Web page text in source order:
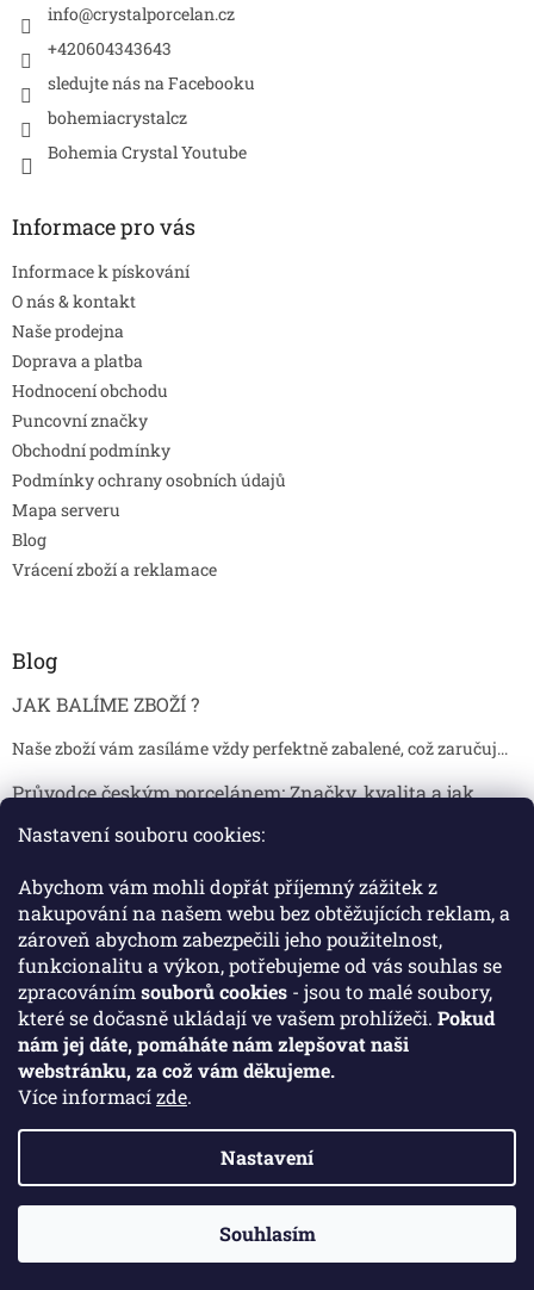
Nastavení souboru cookies:
Abychom vám mohli dopřát příjemný zážitek z
nakupování na našem webu bez obtěžujících reklam, a
zároveň abychom zabezpečili jeho použitelnost,
funkcionalitu a výkon, potřebujeme od vás souhlas se
zpracováním souborů cookies - jsou to malé soubory,
které se dočasně ukládají ve vašem prohlížeči. Pokud
nám jej dáte, pomáháte nám zlepšovat naši
webstránku, za což vám děkujeme.
Více informacízde.
Nastavení
Souhlasím
info@crystalporcelan.cz
+420604343643
sledujte nás na Facebooku
bohemiacrystalcz
Bohemia Crystal Youtube
Informace pro vás
Informace k pískování
O nás & kontakt
Naše prodejna
Doprava a platba
Hodnocení obchodu
Puncovní značky
Obchodní podmínky
Podmínky ochrany osobních údajů
Mapa serveru
Blog
Vrácení zboží a reklamace
Blog
JAK BALÍME ZBOŽÍ ?
Naše zboží vám zasíláme vždy perfektně zabalené, což zaručuj...
Průvodce českým porcelánem: Značky, kvalita a jak
Jak skladovat broušené sklenice, aby se nepoškodily?
Broušené sklenice jsou symbolem elegance, tradice a luxusu. ...
Facebook
Vytvořil Shoptet
Crystal Porcelan. Všechna práva vyhrazena.